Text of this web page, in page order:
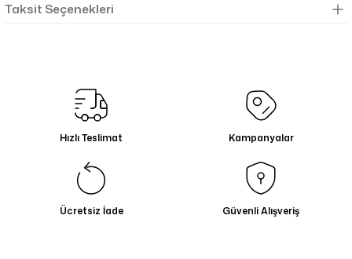
Taksit Seçenekleri
Hızlı Teslimat Kampanyalar
Ücretsiz İade Güvenli Alışveriş